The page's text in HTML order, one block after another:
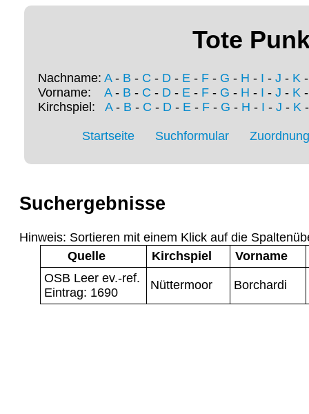
Tote
Nachname: A- B - C - D - E - F - G - H - I - J - K
Vorname: A- B - C - D - E - F - G - H - I - J - K
Kirchspiel: A- B - C - D- E- F- G - H - I - J - K
Startseite Suchformular
Suchergebnisse
Hinweis: Sortieren mit einem Klick auf die
Quelle
Kirchspiel
Vorname
OSB Leer ev.-ref.
Eintrag: 1690
Nüttermoor Borchardi